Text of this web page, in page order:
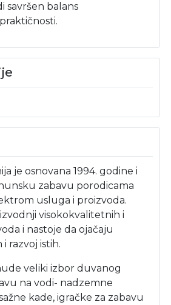
savršen balans
je osnovana 1994. godine i
zabavu porodicama
usluga i proizvoda.
visokokvalitetnih i
i nastoje da ojačaju
i razvoj istih.
veliki izbor duvanog
na vodi- nadzemne
kade, igračke za zabavu